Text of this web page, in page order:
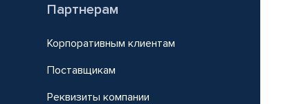
Партнерам
Корпоративным клиентам
Поставщикам
Реквизиты компании